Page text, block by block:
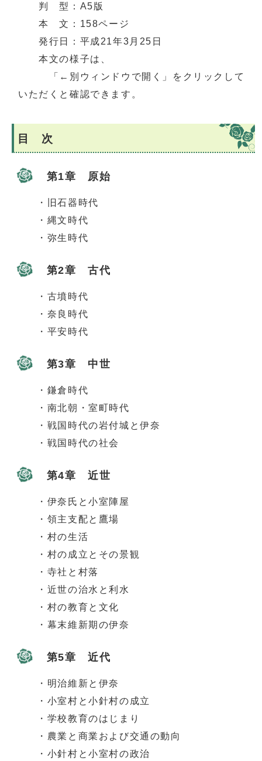
判 型：A5版
本 文：158ページ
発行日：平成21年3月25日
本文の様子は、
「←別ウィンドウで開く」をクリックして
いただくと確認できます。
目 次
第1章 原始
・旧石器時代
・縄文時代
・弥生時代
第2章 古代
・古墳時代
・奈良時代
・平安時代
第3章 中世
・鎌倉時代
・南北朝・室町時代
・戦国時代の岩付城と伊奈
・戦国時代の社会
第4章 近世
・伊奈氏と小室陣屋
・領主支配と鷹場
・村の生活
・村の成立とその景観
・寺社と村落
・近世の治水と利水
・村の教育と文化
・幕末維新期の伊奈
第5章 近代
・明治維新と伊奈
・小室村と小針村の成立
・学校教育のはじまり
・農業と商業および交通の動向
・小針村と小室村の政治